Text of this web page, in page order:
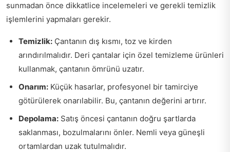
sunmadan önce dikkatlice incelemeleri ve gerekli temizlik
işlemlerini yapmaları gerekir.
Temizlik: Çantanın dış kısmı, toz ve kirden
arındırılmalıdır. Deri çantalar için özel temizleme ürünleri
kullanmak, çantanın ömrünü uzatır.
Onarım: Küçük hasarlar, profesyonel bir tamirciye
götürülerek onarılabilir. Bu, çantanın değerini artırır.
Depolama: Satış öncesi çantanın doğru şartlarda
saklanması, bozulmalarını önler. Nemli veya güneşli
ortamlardan uzak tutulmalıdır.